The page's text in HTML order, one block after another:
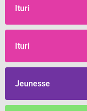
Ituri
Ituri
Jeunesse